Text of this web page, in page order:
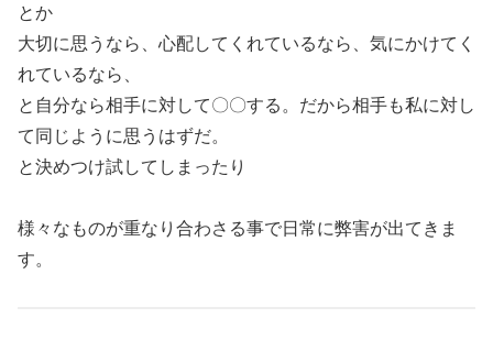
とか
大切に思うなら、心配してくれているなら、気にかけてく
れているなら、
と自分なら相手に対して〇〇する。だから相手も私に対し
て同じように思うはずだ。
と決めつけ試してしまったり
様々なものが重なり合わさる事で日常に弊害が出てきま
す。